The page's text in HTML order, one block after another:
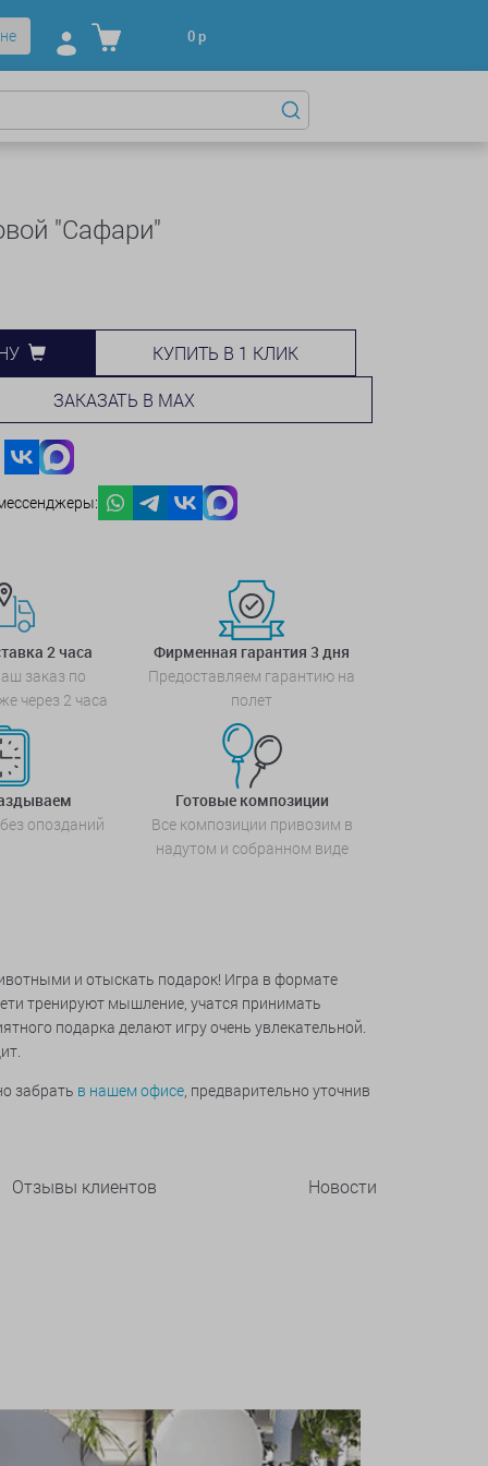
0р
"Сафари"
КУПИТЬ В 1 КЛИК
ЗАКАЗАТЬ В MAX
2 часа
заказ по
через 2 часа
Фирменная гарантия 3 дня
Предоставляем гарантию на
полет
опозданий
Готовые композиции
Все композиции привозим в
надутом и собранном виде
и отыскать подарок! Игра в формате
тренируют мышление, учатся принимать
подарка делают игру очень увлекательной.
забрать в нашем офисе , предварительно уточнив
Отзывы клиентов Новости